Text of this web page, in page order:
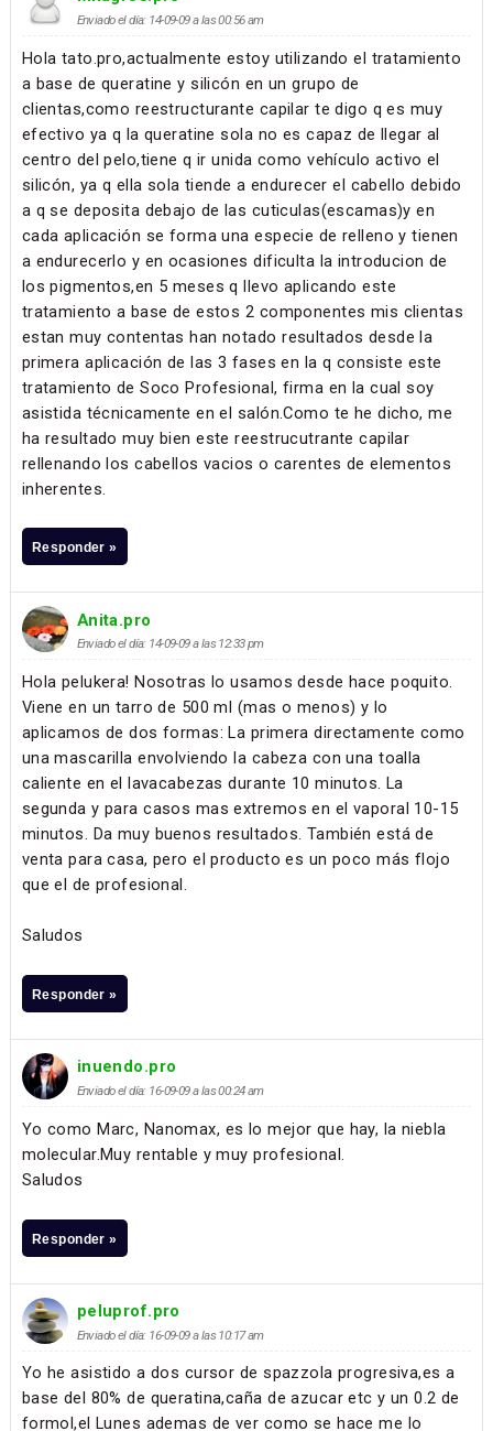
Enviado el día: 14-09-09 a las 00:56 am
Hola tato.pro,actualmente estoy utilizando el tratamiento
a base de queratine y silicón en un grupo de
clientas,como reestructurante capilar te digo q es muy
efectivo ya q la queratine sola no es capaz de llegar al
centro del pelo,tiene q ir unida como vehículo activo el
silicón, ya q ella sola tiende a endurecer el cabello debido
a q se deposita debajo de las cuticulas(escamas)y en
cada aplicación se forma una especie de relleno y tienen
a endurecerlo y en ocasiones dificulta la introducion de
los pigmentos,en 5 meses q llevo aplicando este
tratamiento a base de estos 2 componentes mis clientas
estan muy contentas han notado resultados desde la
primera aplicación de las 3 fases en la q consiste este
tratamiento de Soco Profesional, firma en la cual soy
asistida técnicamente en el salón.Como te he dicho, me
ha resultado muy bien este reestrucutrante capilar
rellenando los cabellos vacios o carentes de elementos
inherentes.
Responder »
Anita.pro
Enviado el día: 14-09-09 a las 12:33 pm
Hola pelukera! Nosotras lo usamos desde hace poquito.
Viene en un tarro de 500 ml (mas o menos) y lo
aplicamos de dos formas: La primera directamente como
una mascarilla envolviendo la cabeza con una toalla
caliente en el lavacabezas durante 10 minutos. La
segunda y para casos mas extremos en el vaporal 10-15
minutos. Da muy buenos resultados. También está de
venta para casa, pero el producto es un poco más flojo
que el de profesional.
Saludos
Responder »
inuendo.pro
Enviado el día: 16-09-09 a las 00:24 am
Yo como Marc, Nanomax, es lo mejor que hay, la niebla
molecular.Muy rentable y muy profesional.
Saludos
Responder »
peluprof.pro
Enviado el día: 16-09-09 a las 10:17 am
Yo he asistido a dos cursor de spazzola progresiva,es a
base del 80% de queratina,caña de azucar etc y un 0.2 de
formol,el Lunes ademas de ver como se hace me lo